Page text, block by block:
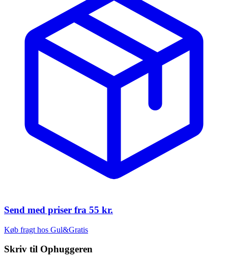
Send med priser fra 55 kr.
Køb fragt hos Gul&Gratis
Skriv til Ophuggeren